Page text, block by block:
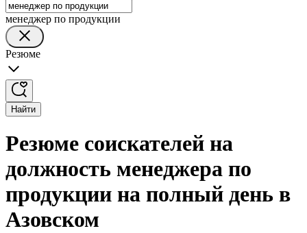
менеджер по продукции
Резюме
Найти
Резюме соискателей на
должность менеджера по
продукции на полный день в
Азовском